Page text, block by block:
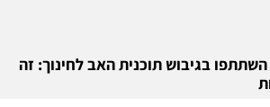
השתתפו בגיבוש תוכנית האב לחינוך: זה